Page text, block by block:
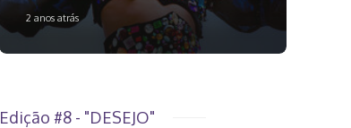
2 anos atrás
Edição #8 - "DESEJO"